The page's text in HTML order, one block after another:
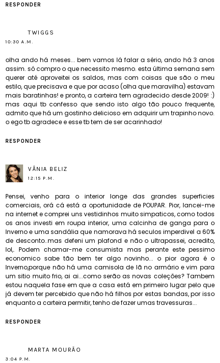
RESPONDER
TWIGGS
10:30 A.M.
olha ando há meses... bem vamos lá falar a sério, ando há 3 anos
assim. só compro o que necessito mesmo. esta última semana sem
querer até aproveitei os saldos, mas com coisas que são o meu
estilo, que precisava e que por acaso (olha que maravilha) estavam
mais baratinhas! e pronto, a carteira tem agradecido desde 2009! :)
mas aqui tb confesso que sendo isto algo tão pouco frequente,
admito que há um gostinho delicioso em adquirir um trapinho novo.
o ego tb agradece e esse tb tem de ser acarinhado!
RESPONDER
VÂNIA BELIZ
12:15 P.M.
Pensei, venho para o interior longe das grandes superficies
comerciais, orá cá está a oportunidade de POUPAR. Pior, lancei-me
na internet e comprei uns vestidinhos muito simpaticos, como todos
os anos investi em roupa interior, uma calcinha de ganga para o
Inverno e uma sandália que namorava há seculos imperdivel a 60%
de desconto..mas defeni um plafond e não o ultrapassei, acredito,
lol,. Podem chamar-me consumista mas perante este pessimo
economico sabe tão bem ter algo novinho... o pior agora é o
Inverno,porque não há uma camisola de lã no armário e vim para
um sitio muito frio, ai ai...como serão as novas coleções? Tambem
estou naquela fase em que a casa está em primeiro lugar pelo que
já devem ter percebido que não há filhos por estas bandas, por isso
enquanto a carteira permitir, tenho de fazer umas travessuras...
RESPONDER
MARTA MOURÃO
3:04 P.M.